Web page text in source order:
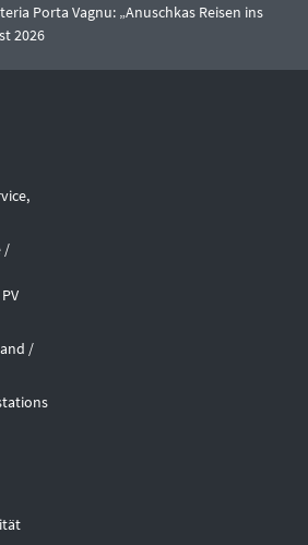
Porta Vagnu: „Anuschkas Reisen ins
2026
/
/